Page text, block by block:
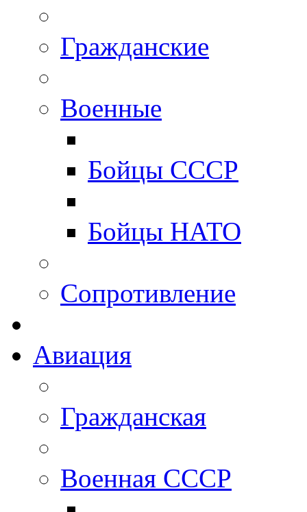
Гражданские
Военные
Бойцы СССР
Бойцы НАТО
Сопротивление
Авиация
Гражданская
Военная СССР